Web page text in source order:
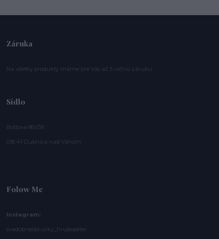
Záruka
Na všetky produkty máme pre Vás až 5 ročnú záruku.
Sídlo
Bottova 861/59
018 41 Dubnica nad Váhom
Folow Me
Instagram:
svadobneobrucky_hrubopeter